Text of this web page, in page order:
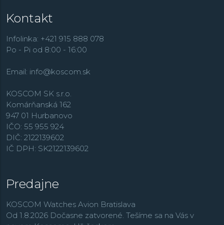
Kontakt
Infolinka: +421 915 888 078
Po - Pi od 8:00 - 16:00
Email: info@koscom.sk
KOSCOM SK s.r.o.
Komárňanská 162
947 01 Hurbanovo
IČO: 55 955 924
DIČ: 2122139602
IČ DPH: SK2122139602
Predajne
KOSCOM Watches Avion Bratislava
Od 1.8.2026 Dočasne zatvorené. Tešíme sa na Vás v